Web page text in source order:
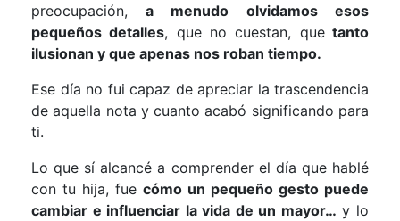
preocupación, a menudo olvidamos esos
pequeños detalles, que no cuestan, quetanto
ilusionan y que apenas nos roban tiempo.
Ese día no fui capaz de apreciar la trascendencia
de aquella nota y cuanto acabó significando para
ti.
Lo que sí alcancé a comprender el día que hablé
con tu hija, fue cómo un pequeño gesto puede
cambiar e influenciar la vida de un mayor… y lo